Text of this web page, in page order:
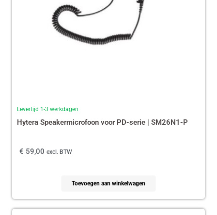
Levertijd 1-3 werkdagen
Hytera Speakermicrofoon voor PD-serie | SM26N1-P
€ 59,00 excl. BTW
Toevoegen aan winkelwagen